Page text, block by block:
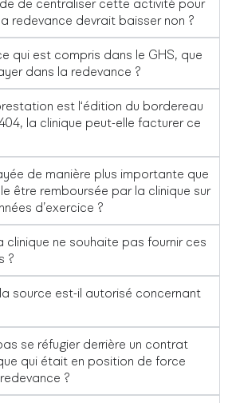
de centraliser cette activité pour
redevance devrait baisser non ?
qui est compris dans le GHS, que
dans la redevance ?
est l‘édition du bordereau
la clinique peut-elle facturer ce
de manière plus importante que
être remboursée par la clinique sur
d’exercice ?
clinique ne souhaite pas fournir ces
?
source est-il autorisé concernant
se réfugier derrière un contrat
qui était en position de force
?